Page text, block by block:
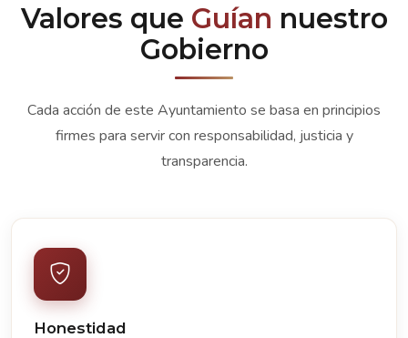
Valores que Guían nuestro
Gobierno
Cada acción de este Ayuntamiento se basa en principios
firmes para servir con responsabilidad, justicia y
transparencia.
Honestidad